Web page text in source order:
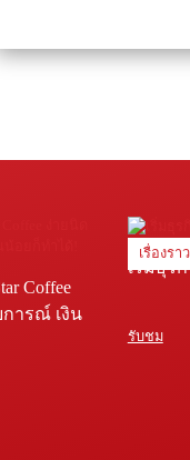
Coffee
การณ์ เงิน
เรื่องรา
เริ่มธุร
รับชม